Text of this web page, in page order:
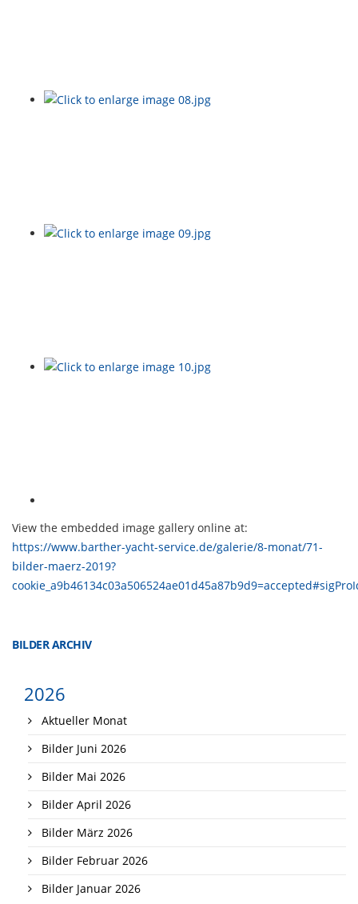
View the embedded image gallery online at:
https://www.barther-yacht-service.de/galerie/8-monat/71-
bilder-maerz-2019?
BILDER ARCHIV
2026
Aktueller Monat
Bilder Juni 2026
Bilder Mai 2026
Bilder April 2026
Bilder März 2026
Bilder Februar 2026
Bilder Januar 2026